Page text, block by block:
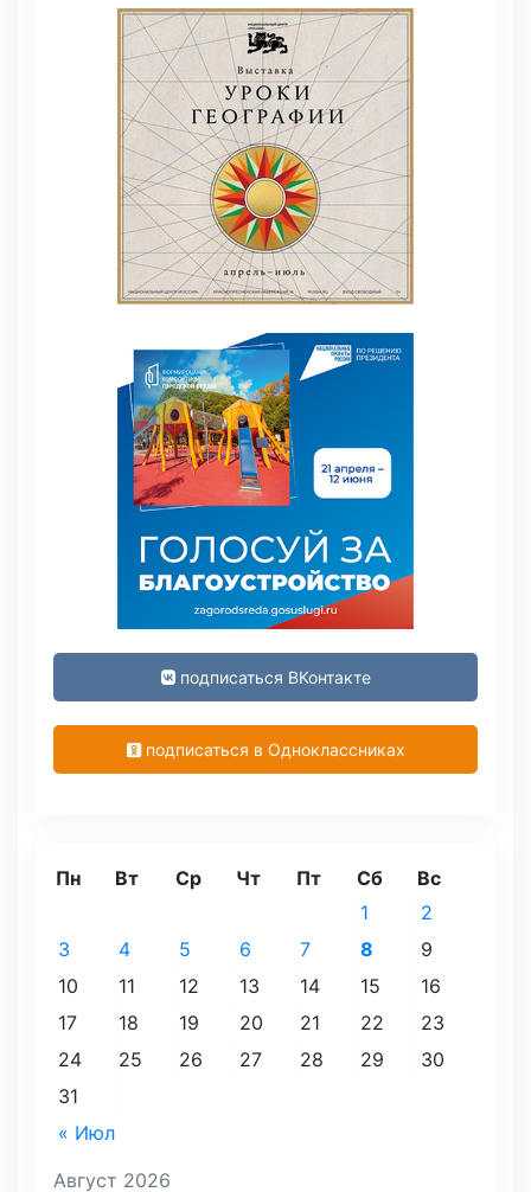
подписаться ВКонтакте
подписаться в Одноклассниках
Август 2026
Пн Вт Ср Чт Пт Сб Вс
« Июл
1
2
3
4 5 6 7 8
9
10
11 12 13 14 15
16
17
18 19 20 21 22
23
24
25 26 27 28 29
30
31